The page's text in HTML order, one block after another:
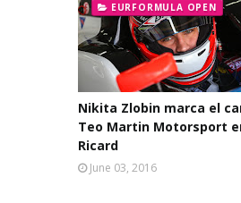
EURFORMULA OPEN
Nikita Zlobin marca el
Teo Martin Motorsport
Ricard
June 03, 2016